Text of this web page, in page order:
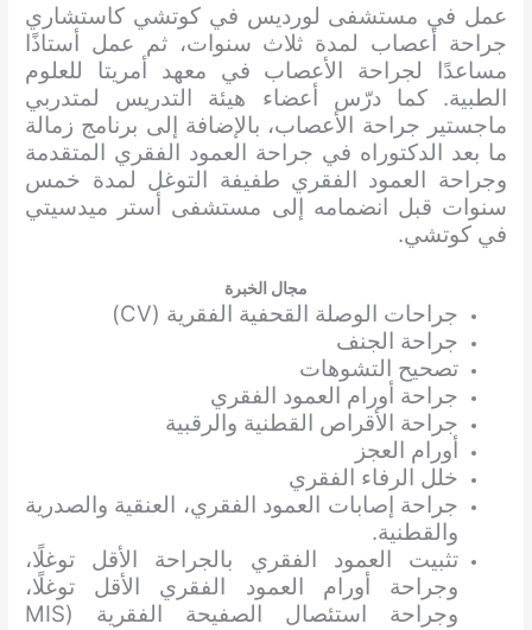
عمل في مستشفى لورديس في كوتشي كاستشاري
جراحة أعصاب لمدة ثلاث سنوات، ثم عمل أستاذًا
مساعدًا لجراحة الأعصاب في معهد أمريتا للعلوم
الطبية. كما درّس أعضاء هيئة التدريس لمتدربي
ماجستير جراحة الأعصاب، بالإضافة إلى برنامج زمالة
ما بعد الدكتوراه في جراحة العمود الفقري المتقدمة
وجراحة العمود الفقري طفيفة التوغل لمدة خمس
سنوات قبل انضمامه إلى مستشفى أستر ميدسيتي
في كوتشي.
مجال الخبرة
جراحات الوصلة القحفية الفقرية (CV)
جراحة الجنف
تصحيح التشوهات
جراحة أورام العمود الفقري
جراحة الأقراص القطنية والرقبية
أورام العجز
خلل الرفاء الفقري
جراحة إصابات العمود الفقري، العنقية والصدرية
والقطنية.
تثبيت العمود الفقري بالجراحة الأقل توغلًا،
وجراحة أورام العمود الفقري الأقل توغلًا،
وجراحة استئصال الصفيحة الفقرية (MIS